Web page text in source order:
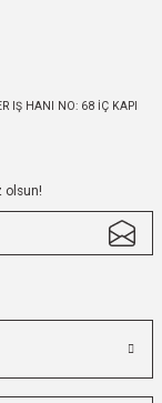
IŞ HANI NO: 68 İÇ KAPI
olsun!